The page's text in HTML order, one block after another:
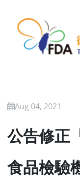
Aug 04, 2021
公告修正
食品檢驗